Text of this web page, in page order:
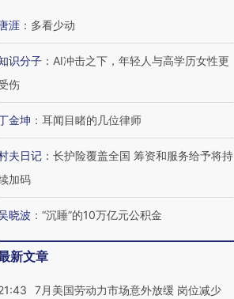
员跨国走私7万
视线｜被称为“蟑螂”的印
进第四届链博
智科技“链”接产
唐涯 ： 多看少动
识分子 ： AI冲击之下，年轻人与高学历女性更
伤
金坤 ： 耳闻目睹的几位律师
夫日记 ： 长护险覆盖全国 筹资和服务给予将持
加码
晓波 ： “沉睡”的10万亿元公积金
新文章
7月美国劳动力市场意外放缓 岗位减少